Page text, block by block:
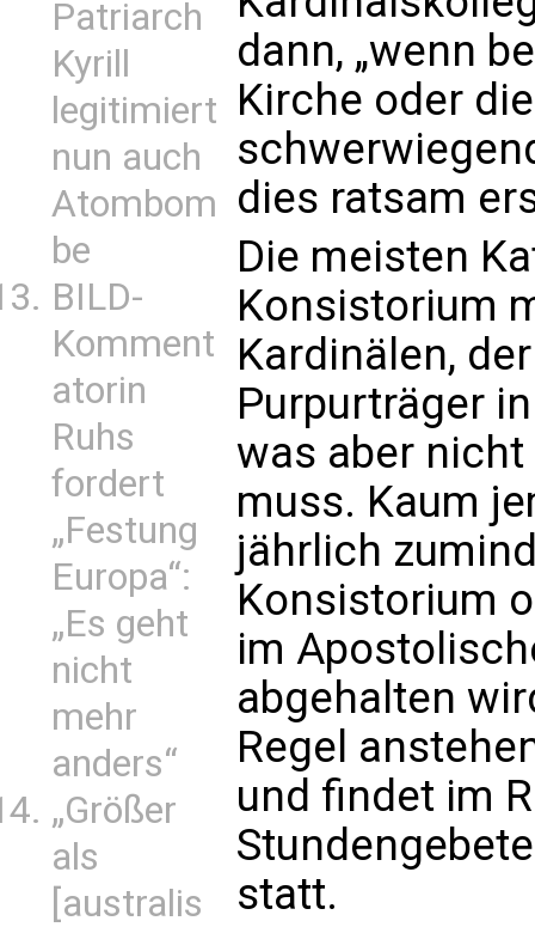
Patriarch
Kyrill
legitimiert
nun auch
Atombom
be
BILD-
Komment
atorin
Ruhs
fordert
„Festung
Europa“:
„Es geht
nicht
mehr
anders“
„Größer
als
[australis
dann, „wenn
Kirche oder
dies ratsam
Die meisten
Konsistorium
Kardinälen,
Purpurträger
was aber
muss. Kaum
jährlich
Konsistorium
im
abgehalten
Regel
und findet im
statt.